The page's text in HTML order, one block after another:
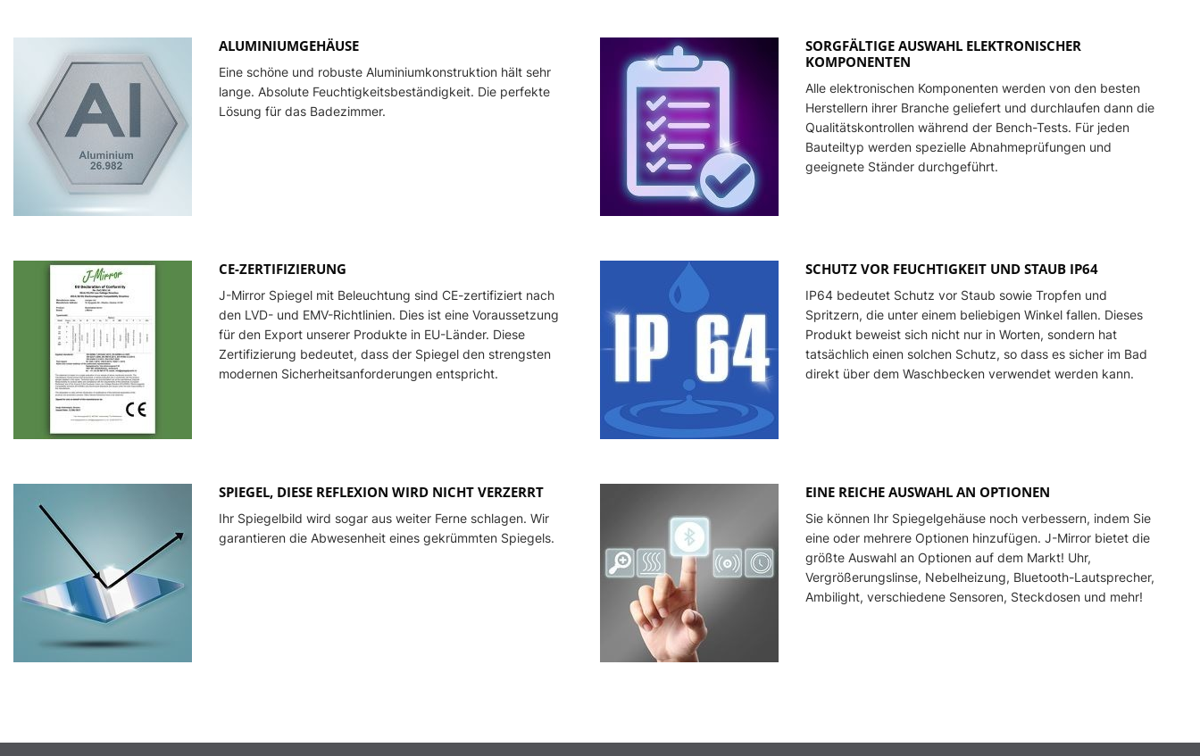
ALUMINIUMGEHÄUSE
Eine schöne und robuste Aluminiumkonstruktion hält sehr
lange. Absolute Feuchtigkeitsbeständigkeit. Die perfekte
Lösung für das Badezimmer.
SORGFÄLTIGE AUSWAHL ELEKTRONISCHER
KOMPONENTEN
Alle elektronischen Komponenten werden von den besten
Herstellern ihrer Branche geliefert und durchlaufen dann die
Qualitätskontrollen während der Bench-Tests. Für jeden
Bauteiltyp werden spezielle Abnahmeprüfungen und
geeignete Ständer durchgeführt.
CE-ZERTIFIZIERUNG
J-Mirror Spiegel mit Beleuchtung sind CE-zertifiziert nach
den LVD- und EMV-Richtlinien. Dies ist eine Voraussetzung
für den Export unserer Produkte in EU-Länder. Diese
Zertifizierung bedeutet, dass der Spiegel den strengsten
modernen Sicherheitsanforderungen entspricht.
SCHUTZ VOR FEUCHTIGKEIT UND STAUB IP64
IP64 bedeutet Schutz vor Staub sowie Tropfen und
Spritzern, die unter einem beliebigen Winkel fallen. Dieses
Produkt beweist sich nicht nur in Worten, sondern hat
tatsächlich einen solchen Schutz, so dass es sicher im Bad
direkt über dem Waschbecken verwendet werden kann.
SPIEGEL, DIESE REFLEXION WIRD NICHT VERZERRT
Ihr Spiegelbild wird sogar aus weiter Ferne schlagen. Wir
garantieren die Abwesenheit eines gekrümmten Spiegels.
EINE REICHE AUSWAHL AN OPTIONEN
Sie können Ihr Spiegelgehäuse noch verbessern, indem Sie
eine oder mehrere Optionen hinzufügen. J-Mirror bietet die
größte Auswahl an Optionen auf dem Markt! Uhr,
Vergrößerungslinse, Nebelheizung, Bluetooth-Lautsprecher,
Ambilight, verschiedene Sensoren, Steckdosen und mehr!